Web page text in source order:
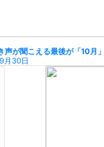
声が聞こえる最後が「10月
月30日